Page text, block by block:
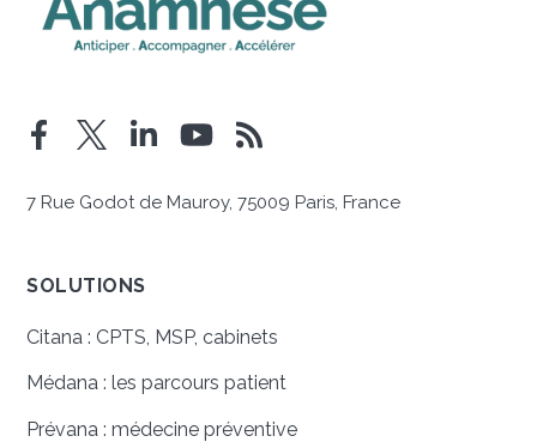
7 Rue Godot de Mauroy, 75009 Paris, France
SOLUTIONS
Citana : CPTS, MSP, cabinets
Médana : les parcours patient
Prévana : médecine préventive